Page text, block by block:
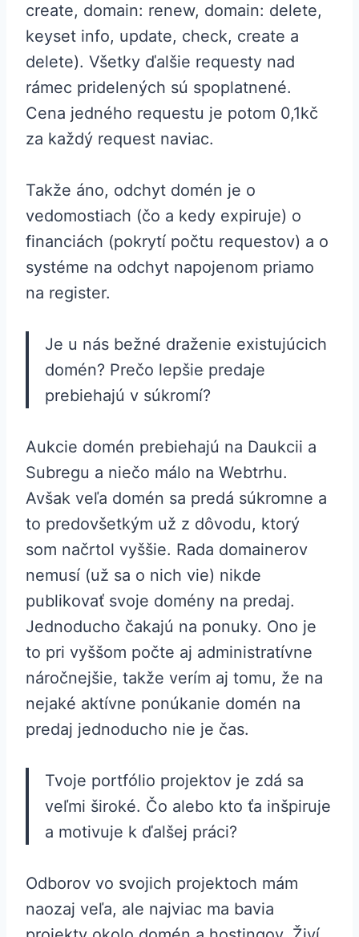
create, domain: renew, domain: delete,
keyset info, update, check, create a
delete). Všetky ďalšie requesty nad
rámec pridelených sú spoplatnené.
Cena jedného requestu je potom 0,1kč
za každý request naviac.
Takže áno, odchyt domén je o
vedomostiach (čo a kedy expiruje) o
financiách (pokrytí počtu requestov) a o
systéme na odchyt napojenom priamo
na register.
Je u nás bežné draženie existujúcich
domén? Prečo lepšie predaje
prebiehajú v súkromí?
Aukcie domén prebiehajú na Daukcii a
Subregu a niečo málo na Webtrhu.
Avšak veľa domén sa predá súkromne a
to predovšetkým už z dôvodu, ktorý
som načrtol vyššie. Rada domainerov
nemusí (už sa o nich vie) nikde
publikovať svoje domény na predaj.
Jednoducho čakajú na ponuky. Ono je
to pri vyššom počte aj administratívne
náročnejšie, takže verím aj tomu, že na
nejaké aktívne ponúkanie domén na
predaj jednoducho nie je čas.
Tvoje portfólio projektov je zdá sa
veľmi široké. Čo alebo kto ťa inšpiruje
a motivuje k ďalšej práci?
Odborov vo svojich projektoch mám
naozaj veľa, ale najviac ma bavia